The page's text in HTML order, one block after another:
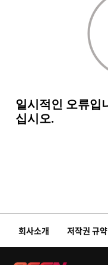
회사소개 저작권 규약